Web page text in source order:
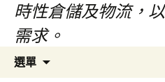
時性倉儲及物流，
需求。
選單